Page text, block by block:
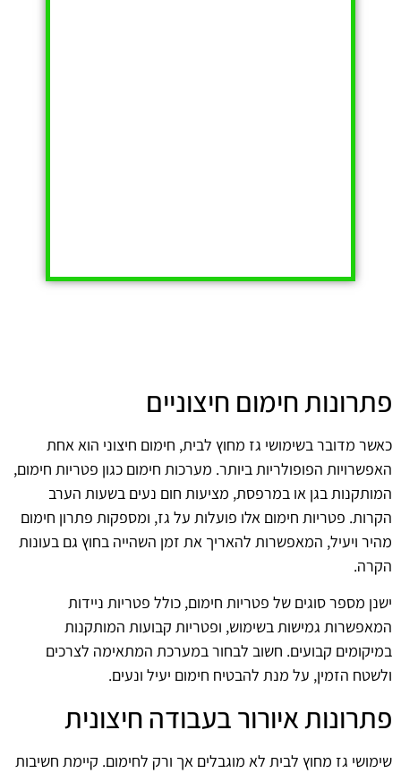
פתרונות חימום חיצוניים
כאשר מדובר בשימושי גז מחוץ לבית, חימום חיצוני הוא אחת
האפשרויות הפופולריות ביותר. מערכות חימום כגון פטריות חימום,
המותקנות בגן או במרפסת, מציעות חום נעים בשעות הערב
הקרות. פטריות חימום אלו פועלות על גז, ומספקות פתרון חימום
מהיר ויעיל, המאפשרות להאריך את זמן השהייה בחוץ גם בעונות
הקרה.
ישנן מספר סוגים של פטריות חימום, כולל פטריות ניידות
המאפשרות גמישות בשימוש, ופטריות קבועות המותקנות
במיקומים קבועים. חשוב לבחור במערכת המתאימה לצרכים
ולשטח הזמין, על מנת להבטיח חימום יעיל ונעים.
פתרונות איורור בעבודה חיצונית
שימושי גז מחוץ לבית לא מוגבלים אך ורק לחימום. קיימת חשיבות